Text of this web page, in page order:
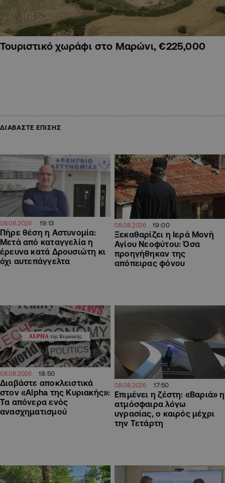
Τουριστικό χωράφι στο Μαρώνι, €225,000
ΔΙΑΒΑΣΤΕ ΕΠΙΣΗΣ
08.08.2026 19:13
Πήρε θέση η Αστυνομία:
Μετά από καταγγελία η
έρευνα κατά Δρουσιώτη κι
όχι αυτεπάγγελτα
08.08.2026 19:00
Ξεκαθαρίζει η Ιερά Μονή
Αγίου Νεοφύτου: Όσα
προηγήθηκαν της
απόπειρας φόνου
08.08.2026 18:50
Διαβάστε αποκλειστικά
στον «Alpha της Κυριακής»:
Τα απόνερα ενός
ανασχηματισμού
08.08.2026 17:50
Επιμένει η ζέστη: «Βαριά» η
ατμόσφαιρα λόγω
υγρασίας, ο καιρός μέχρι
την Τετάρτη